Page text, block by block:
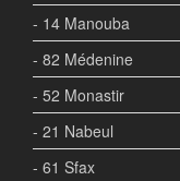
- 14 Manouba
- 82 Médenine
- 52 Monastir
- 21 Nabeul
- 61 Sfax